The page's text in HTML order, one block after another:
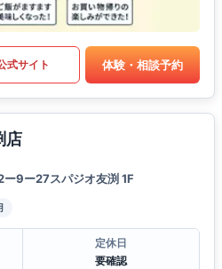
式サイト 体験・相談予約
店
9ー27スパジオ友渕 1F
定休日
要確認